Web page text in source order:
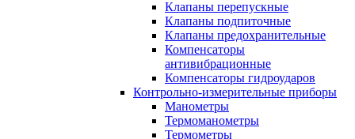
Клапаны перепускные
Клапаны подпиточные
Клапаны предохранительные
Компенсаторы
антивибрационные
Компенсаторы гидроударов
Контрольно-измерительные приборы
Манометры
Термоманометры
Термометры